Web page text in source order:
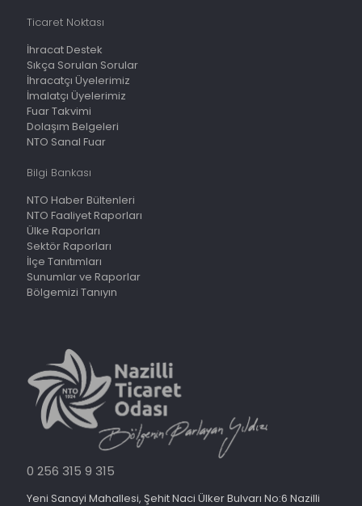
Ticaret Noktası
İhracat Destek
Sıkça Sorulan Sorular
İhracatçı Üyelerimiz
İmalatçı Üyelerimiz
Fuar Takvimi
Dolaşım Belgeleri
NTO Sanal Fuar
Bilgi Bankası
NTO Haber Bültenleri
NTO Faaliyet Raporları
Ülke Raporları
Sektör Raporları
İlçe Tanıtımları
Sunumlar ve Raporlar
Bölgemizi Tanıyın
0 256 315 9 315
Yeni Sanayi Mahallesi, Şehit Naci Ülker Bulvarı No:6 Nazilli